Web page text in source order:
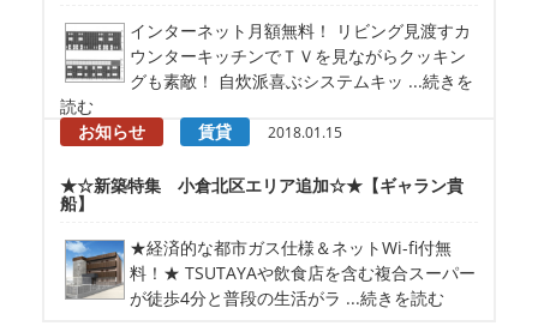
インターネット月額無料！ リビング見渡すカ
ウンターキッチンでＴＶを見ながらクッキン
グも素敵！ 自炊派喜ぶシステムキッ ...続きを
読む
お知らせ
賃貸 2018.01.15
★☆新築特集 小倉北区エリア追加☆★【ギャラン貴
船】
★経済的な都市ガス仕様＆ネットWi-fi付無
料！★ TSUTAYAや飲食店を含む複合スーパー
が徒歩4分と普段の生活がラ ...続きを読む